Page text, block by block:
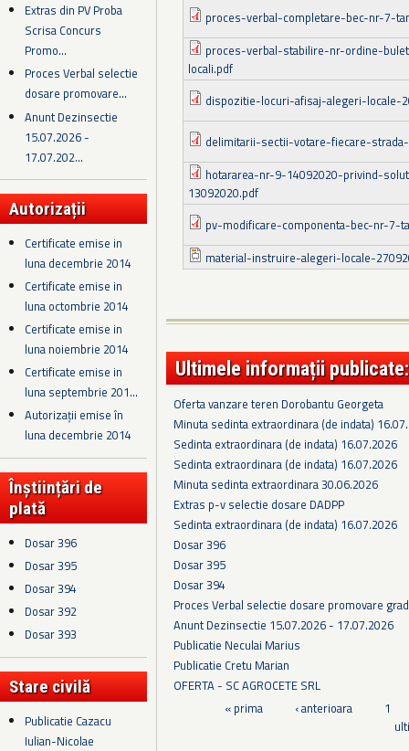
Extras din PV Proba
Scrisa Concurs
Promo...
Proces Verbal selectie
dosare promovare...
Anunt Dezinsectie
15.07.2026 -
17.07.202...
Autorizații
Certificate emise in
luna decembrie 2014
Certificate emise in
luna octombrie 2014
Certificate emise in
luna noiembrie 2014
Certificate emise in
luna septembrie 201...
Autorizații emise în
luna decembrie 2014
Înștiințări de
plată
Dosar 396
Dosar 395
Dosar 394
Dosar 392
Dosar 393
Stare civilă
Publicatie Cazacu
Iulian-Nicolae
proces-verbal-completare-bec-nr-7-
proces-verbal-stabilire-nr-ordine-
locali.pdf
dispozitie-locuri-afisaj-alegeri-locale-
delimitarii-sectii-votare-fiecare-
hotararea-nr-9-14092020-privind-
13092020.pdf
pv-modificare-componenta-bec-nr-7-
material-instruire-alegeri-locale-
Ultimele informații publicate:
Oferta vanzare teren Dorobantu Georgeta
Minuta sedinta extraordinara (de indata)
Sedinta extraordinara (de indata) 16.07.2026
Sedinta extraordinara (de indata) 16.07.2026
Minuta sedinta extraordinara 30.06.2026
Extras p-v selectie dosare DADPP
Sedinta extraordinara (de indata) 16.07.2026
Dosar 396
Dosar 395
Dosar 394
Proces Verbal selectie dosare promovare
Anunt Dezinsectie 15.07.2026 - 17.07.2026
Publicatie Neculai Marius
Publicatie Cretu Marian
OFERTA - SC AGROCETE SRL
Pagini« prima ‹ anterioara
1